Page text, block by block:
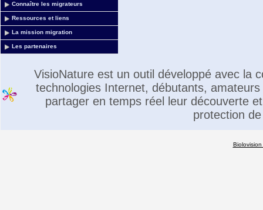
Connaître les migrateurs
Ressources et liens
La mission migration
Les partenaires
VisioNature est un outil développé avec la
technologies Internet, débutants,
partager en temps réel leur découverte
protection
Biolovision